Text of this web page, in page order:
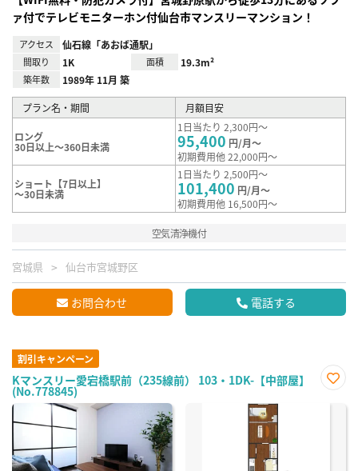
ァ付でテレビモニターホン付仙台市マンスリーマンション！
アクセス 仙石線「あおば通駅」
間取り 1K 面積 19.3m²
築年数 1989年 11月 築
プラン名・期間 月額目安
ロング
30日以上～360日未満
1日当たり 2,300円～
95,400 円/月～
初期費用他 22,000円～
ショート【7日以上】
～30日未満
1日当たり 2,500円～
101,400 円/月～
初期費用他 16,500円～
空気清浄機付
宮城県 仙台市宮城野区
お問合わせ 電話する
割引キャンペーン
Kマンスリー愛宕橋駅前（235線前） 103・1DK-【中部屋】
(No.778845)
に入